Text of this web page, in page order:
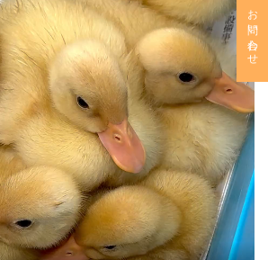
お問い合わせ